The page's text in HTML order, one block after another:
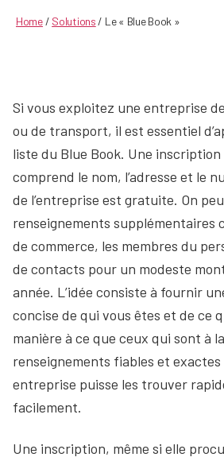
Home/ Solutions / Le « Blue Book »
Si vous exploitez une entreprise
ou de transport, il est essentiel
liste du Blue Book. Une inscription
comprend le nom, l’adresse et le
de l’entreprise est gratuite. On
renseignements supplémentaires
de commerce, les membres du
de contacts pour un modeste
année. L’idée consiste à fournir
concise de qui vous êtes et de ce
manière à ce que ceux qui sont à
renseignements fiables et
entreprise puisse les trouver
facilement.
Une inscription, même si elle